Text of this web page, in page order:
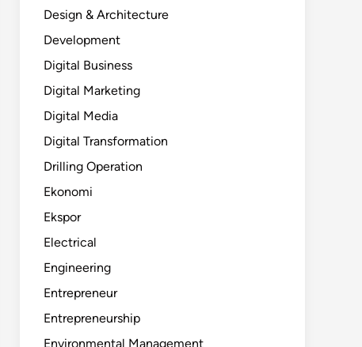
Design & Architecture
Development
Digital Business
Digital Marketing
Digital Media
Digital Transformation
Drilling Operation
Ekonomi
Ekspor
Electrical
Engineering
Entrepreneur
Entrepreneurship
Environmental Management